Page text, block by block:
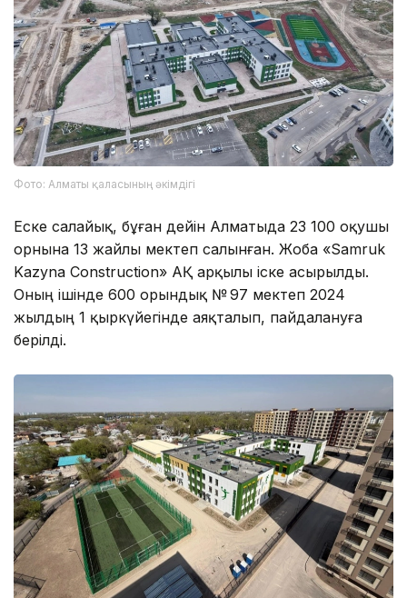
Фото: Алматы қаласының әкімдігі
Еске салайық, бұған дейін Алматыда 23 100 оқушы
орнына 13 жайлы мектеп салынған. Жоба «Samruk
Kazyna Construction» АҚ арқылы іске асырылды.
Оның ішінде 600 орындық № 97 мектеп 2024
жылдың 1 қыркүйегінде аяқталып, пайдалануға
берілді.